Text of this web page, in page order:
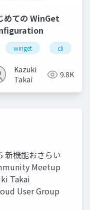
admin center wac
めての WinGet
winget cli
Kazuki
Takai
9.8K
新機能おさらい
Meetup
Takai
User Group